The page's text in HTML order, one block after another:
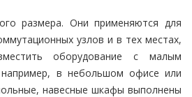
размера. Они применяются для
узлов и в тех местах,
оборудование с малым
в небольшом офисе или
навесные шкафы выполнены